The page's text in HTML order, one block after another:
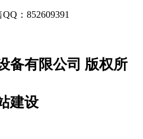
：852609391
备有限公司 版权所
建设